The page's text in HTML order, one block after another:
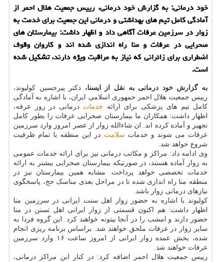
خود درمانی: به گزارش خود درمانی، رییس جمعیت هلال احمر از
آمادگی کامل تیم های بهداشتی و درمانی این جمعیت برای خدمت به
زوار در سرزمین عرفات آگاهی داد و اظهار داشت: بیمارستان های
صحرایی در عرفات و منا راه اندازی شده اند و کاروان وقوف
اضطراری برای زائرانی که نیاز به مراقبت ویژه دارند، تشکیل شده
است.
به گزارش خود درمانی به نقل از ایسنا، دکتر پیرحسین کولیوند،
رییس جمعیت هلال احمر جمهوری اسلامی ایران، با اشاره به آمادگی
کامل تیم های پزشکی برای ارائه خدمات درمانی در روز عرفه،
اظهار داشت: همکاران ما بیمارستان صحرایی عرفات را بطور کامل
تجهیز و آماده کرده اند. ان شاءالله زوار از عصر امروز وارد سرزمین
عرفات می شوند و خدمات سلامت در این منطقه با تمام ظرفیت
شروع خواهد شد.
وی ادامه داد: مراکز و مکاتب درمانی نیز برای ارائه خدمات عمومی
به زوار آماده هستند، در صورتیکه بیمارستان صحرایی بیشتر به ارائه
خدمات تخصصی خواهد پرداخت. مشابه همین بیمارستان نیز در
منطقه منا راه اندازی شده تا در مراحل بعدی مناسک حج، پاسخگوی
نیازهای درمانی زوار باشد.
کولیوند با اشاره به حضور زوار اهل سنت ایرانی در سرزمین منا
اظهار داشت: هم اکنون قسمتی از زوار ایرانی اهل تسنن در منا
حضور دارند و امشب را در آنجا بیتوته خواهند کرد. این گروه فردا به
سایر زوار در عرفات ملحق خواهند شد. براساس برنامه ریزی انجام
شده، بخش عمده زوار ایرانی از امروز ساعت ۱۶ وارد سرزمین
عرفات خواهند شد.
رییس جمعیت هلال احمر اضافه کرد: در کنار این مراکز درمانی،